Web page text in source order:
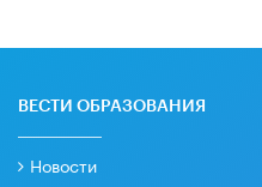
ВЕСТИ ОБРАЗОВАНИЯ
Новости